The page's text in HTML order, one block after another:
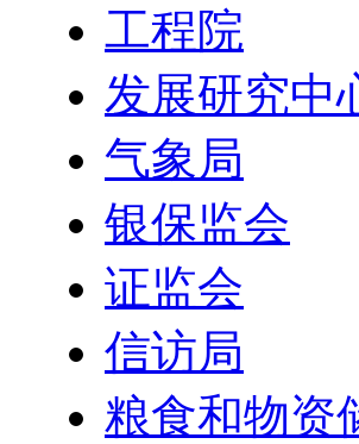
工程院
发展研究中
气象局
银保监会
证监会
信访局
粮食和物资